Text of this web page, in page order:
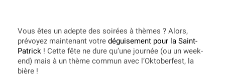
Vous êtes un adepte des soirées à thèmes ? Alors,
prévoyez maintenant votre déguisement pour la Saint-
Patrick ! Cette fête ne dure qu’une journée (ou un week-
end) mais à un thème commun avec l’Oktoberfest, la
bière !